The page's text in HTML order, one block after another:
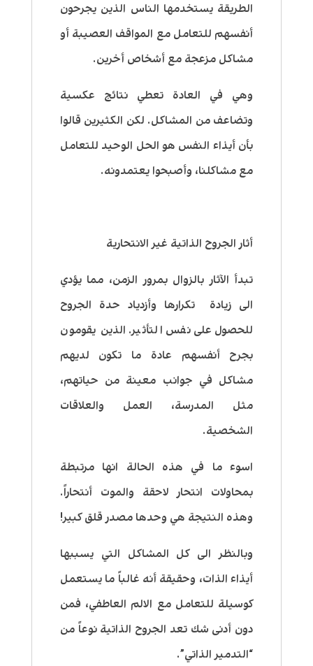
الطريقة يستخدمها الناس الذين يجرحون
أنفسهم للتعامل مع المواقف العصيبة أو
مشاكل مزعجة مع أشخاص أخرين.
وهي في العادة تعطي نتائج عكسية
وتضاعف من المشاكل. لكن الكثيرين قالوا
بأن أيذاء النفس هو الحل الوحيد للتعامل
مع مشاكلنا، وأصبحوا يعتمدونه.
أثار الجروح الذاتية غير الانتحارية
تبدأ الآثار بالزوال بمرور الزمن، مما يؤدي
الى زيادة تكرارها وأزدياد حدة الجروح
للحصول على نفس التأثير. الذين يقومون
بجرح أنفسهم عادة ما تكون لديهم
مشاكل في جوانب معينة من حياتهم،
مثل المدرسة، العمل والعلاقات
الشخصية.
اسوء ما في هذه الحالة انها مرتبطة
بمحاولات انتحار لاحقة والموت أنتحاراً.
وهذه النتيجة هي وحدها مصدر قلق كبير!
وبالنظر الى كل المشاكل التي يسببها
أيذاء الذات، وحقيقة أنه غالباً ما يستعمل
كوسيلة للتعامل مع الالم العاطفي، فمن
دون أدنى شك تعد الجروح الذاتية نوعاً من
“التدمير الذاتي”.